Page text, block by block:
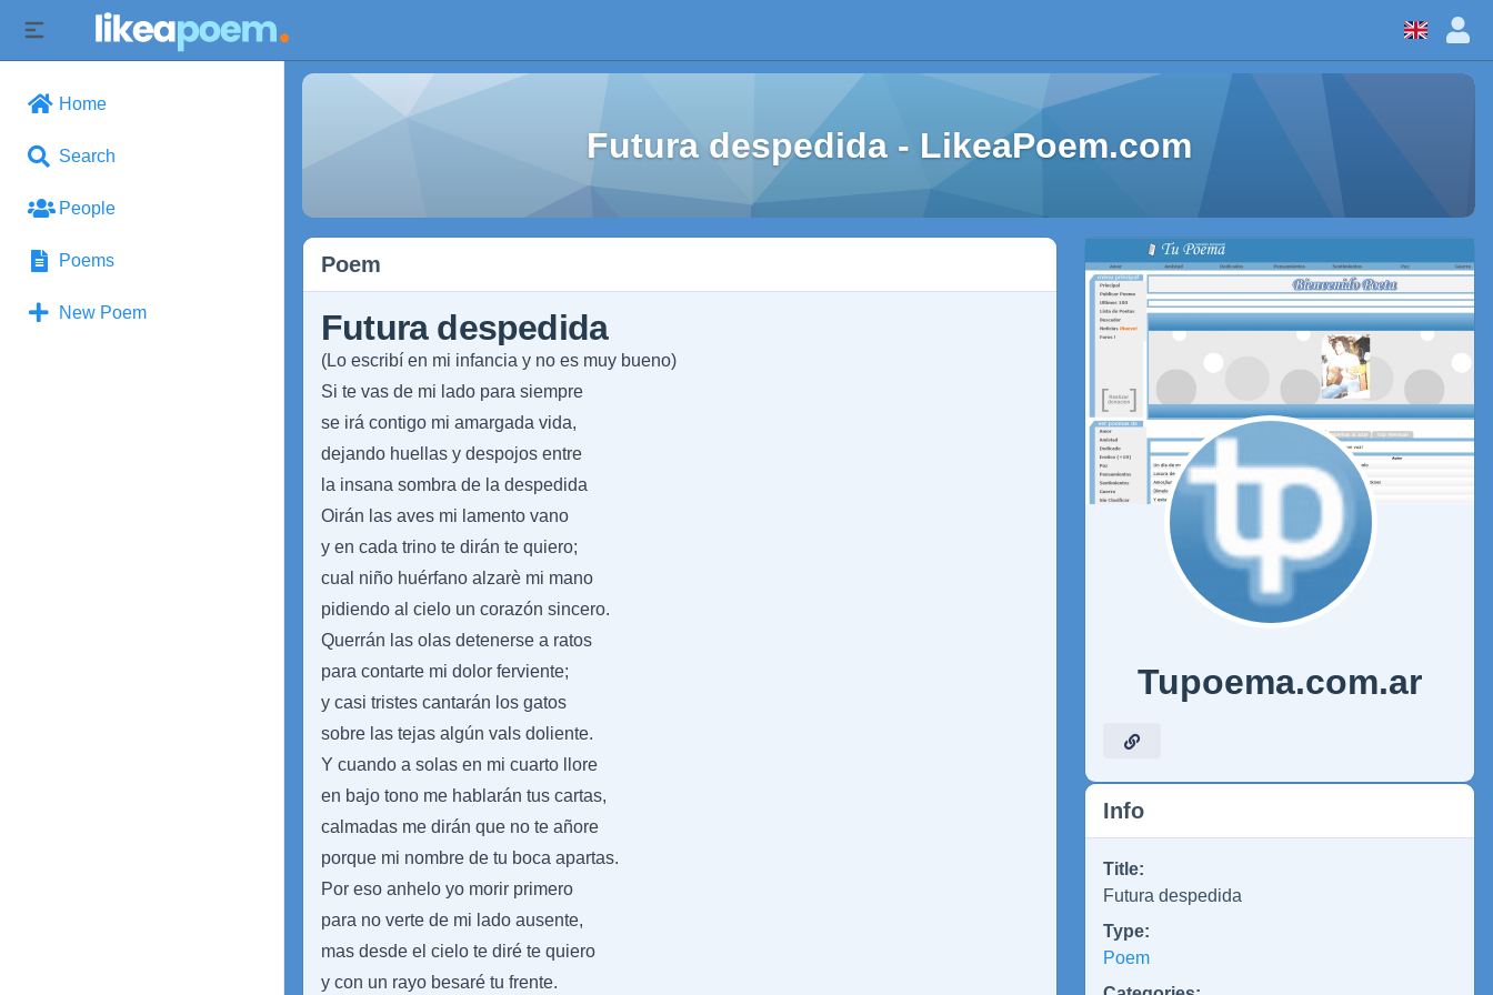
Home
Search
People
Poems
New Poem
Futura despedida - LikeaPoem.com
Poem
Futura despedida
(Lo escribí en mi infancia y no es muy bueno)
Si te vas de mi lado para siempre
se irá contigo mi amargada vida,
dejando huellas y despojos entre
la insana sombra de la despedida
Oirán las aves mi lamento vano
y en cada trino te dirán te quiero;
cual niño huérfano alzarè mi mano
pidiendo al cielo un corazón sincero.
Querrán las olas detenerse a ratos
para contarte mi dolor ferviente;
y casi tristes cantarán los gatos
sobre las tejas algún vals doliente.
Y cuando a solas en mi cuarto llore
en bajo tono me hablarán tus cartas,
calmadas me dirán que no te añore
porque mi nombre de tu boca apartas.
Por eso anhelo yo morir primero
para no verte de mi lado ausente,
mas desde el cielo te diré te quiero
y con un rayo besaré tu frente.
Tupoema.com.ar
Info
Title:
Futura despedida
Type:
Poem